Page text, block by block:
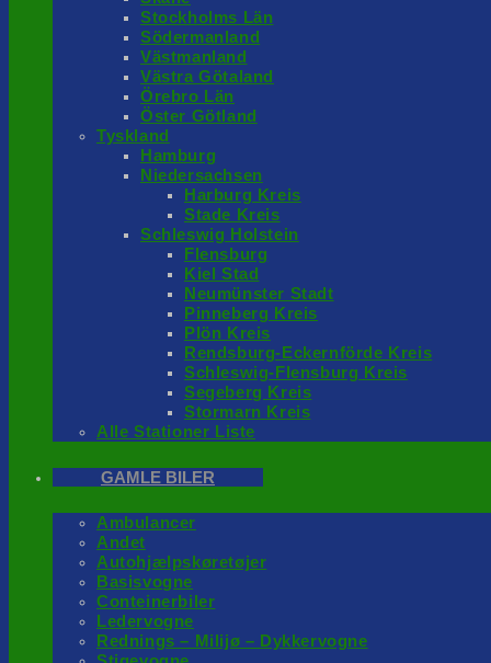
Stockholms Län
Södermanland
Västmanland
Västra Götaland
Örebro Län
Öster Götland
Tyskland
Hamburg
Niedersachsen
Harburg Kreis
Stade Kreis
Schleswig Holstein
Flensburg
Kiel Stad
Neumünster Stadt
Pinneberg Kreis
Plön Kreis
Rendsburg-Eckernförde Kreis
Schleswig-Flensburg Kreis
Segeberg Kreis
Stormarn Kreis
Alle Stationer Liste
GAMLE BILER
Ambulancer
Andet
Autohjælpskøretøjer
Basisvogne
Conteinerbiler
Ledervogne
Rednings – Milijø – Dykkervogne